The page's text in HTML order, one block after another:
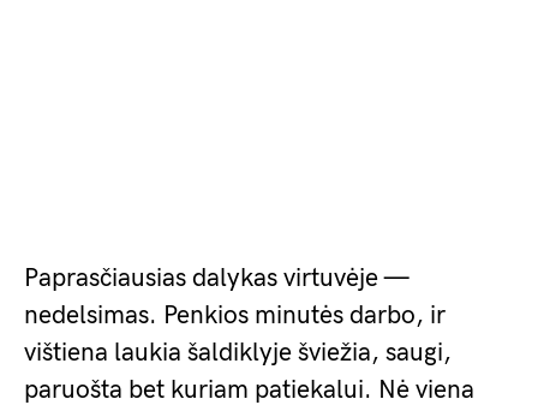
Paprasčiausias dalykas virtuvėje —
nedelsimas. Penkios minutės darbo, ir
vištiena laukia šaldiklyje šviežia, saugi,
paruošta bet kuriam patiekalui. Nė viena